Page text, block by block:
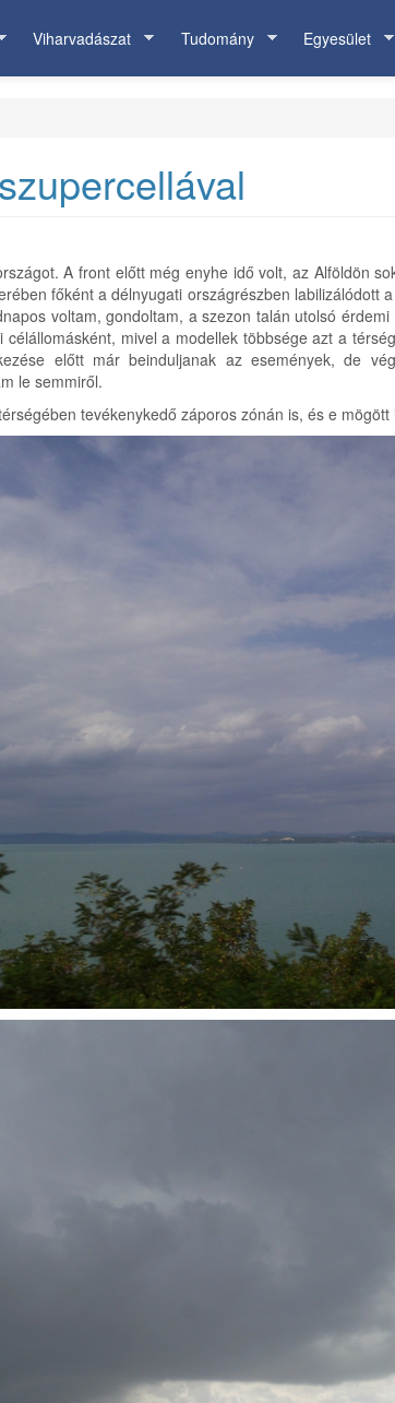
Viharvadászat Tudomány Egyesület
A front előtt még enyhe idő volt, az Alföldön
főként a délnyugati országrészben labilizálódott
voltam, gondoltam, a szezon talán utolsó
mivel a modellek többsége azt a
előtt már beinduljanak az események, de
le semmiről.
tevékenykedő záporos zónán is, és e